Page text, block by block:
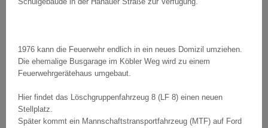
1976 kann die Feuerwehr endlich in ein neues Domizil umziehen.
Die ehemalige Busgarage im Köbler Weg wird zu einem
Feuerwehrgerätehaus umgebaut.
Hier findet das Löschgruppenfahrzeug 8 (LF 8) einen neuen
Stellplatz.
Später kommt ein Mannschaftstransportfahrzeug (MTF) auf Ford